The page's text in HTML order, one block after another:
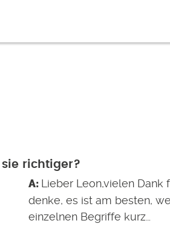
richtiger?
Lieber Leon,vielen Dank
denke, es ist am besten,
einzelnen Begriffe kurz…